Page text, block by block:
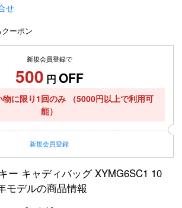
せ
ーポン
新規会員登録で
500 円 OFF
に限り1回のみ
（5000円以上で利用可
能）
新規会員登録
ー キャディバッグ XYMG6SC1 10
デルの商品情報